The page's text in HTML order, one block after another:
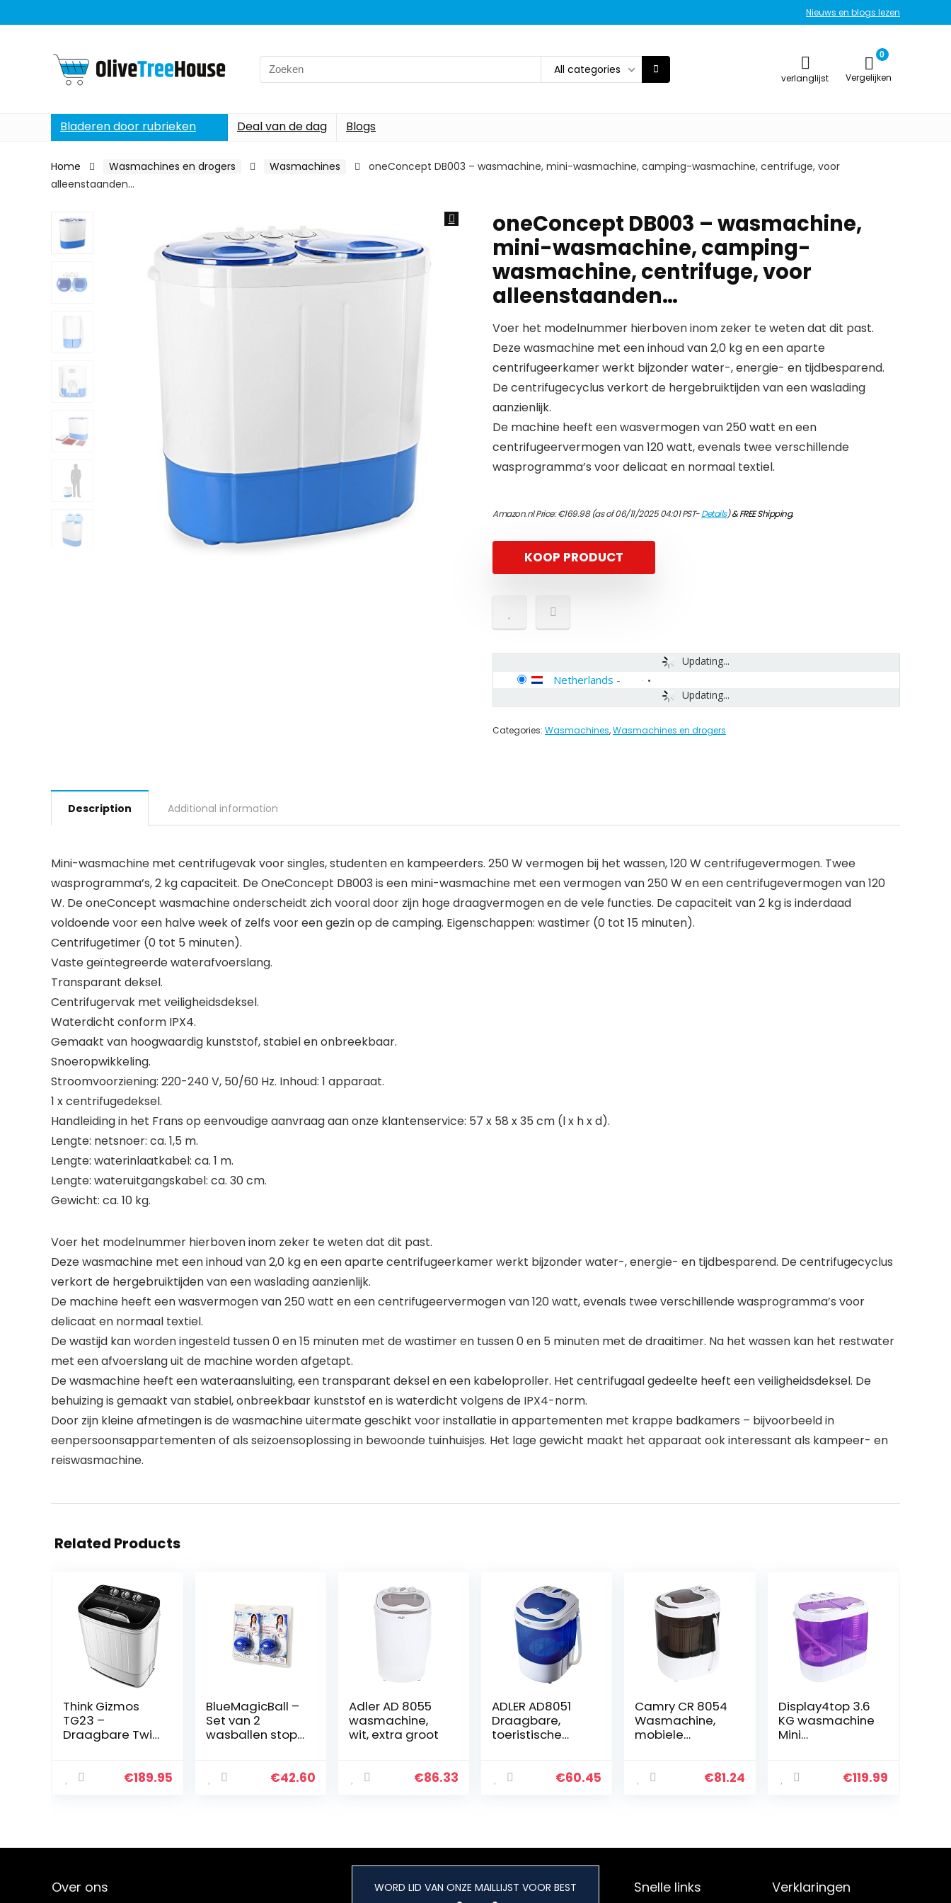
Nieuws en blogs lezen
Search
for:
All categories
verlanglijst
0
Vergelijken
Bladeren door rubrieken Deal van de dag Blogs
Home Wasmachines en drogers Wasmachines
oneConcept DB003 – wasmachine, mini-wasmachine, camping-wasmachine, centrifuge, voor
alleenstaanden…
oneConcept DB003 – wasmachine,
mini-wasmachine, camping-
wasmachine, centrifuge, voor
alleenstaanden…
Voer het modelnummer hierboven inom zeker te weten dat dit past.
Deze wasmachine met een inhoud van 2,0 kg en een aparte
centrifugeerkamer werkt bijzonder water-, energie- en tijdbesparend.
De centrifugecyclus verkort de hergebruiktijden van een waslading
aanzienlijk.
De machine heeft een wasvermogen van 250 watt en een
centrifugeervermogen van 120 watt, evenals twee verschillende
wasprogramma’s voor delicaat en normaal textiel.
Amazon.nl Price:€169.98(as of 06/11/2025 04:01 PST-Details)&FREE Shipping.
KOOP PRODUCT
Updating...
Updating...
Netherlands -
Categories: Wasmachines,Wasmachines en drogers
Description Additional information
Mini-wasmachine met centrifugevak voor singles, studenten en kampeerders. 250 W vermogen bij het wassen, 120 W centrifugevermogen. Twee
wasprogramma’s, 2 kg capaciteit. De OneConcept DB003 is een mini-wasmachine met een vermogen van 250 W en een centrifugevermogen van 120
W. De oneConcept wasmachine onderscheidt zich vooral door zijn hoge draagvermogen en de vele functies. De capaciteit van 2 kg is inderdaad
voldoende voor een halve week of zelfs voor een gezin op de camping. Eigenschappen: wastimer (0 tot 15 minuten).
Centrifugetimer (0 tot 5 minuten).
Vaste geïntegreerde waterafvoerslang.
Transparant deksel.
Centrifugervak met veiligheidsdeksel.
Waterdicht conform IPX4.
Gemaakt van hoogwaardig kunststof, stabiel en onbreekbaar.
Snoeropwikkeling.
Stroomvoorziening: 220-240 V, 50/60 Hz. Inhoud: 1 apparaat.
1 x centrifugedeksel.
Handleiding in het Frans op eenvoudige aanvraag aan onze klantenservice: 57 x 58 x 35 cm (l x h x d).
Lengte: netsnoer: ca. 1,5 m.
Lengte: waterinlaatkabel: ca. 1 m.
Lengte: wateruitgangskabel: ca. 30 cm.
Gewicht: ca. 10 kg.
Voer het modelnummer hierboven inom zeker te weten dat dit past.
Deze wasmachine met een inhoud van 2,0 kg en een aparte centrifugeerkamer werkt bijzonder water-, energie- en tijdbesparend. De centrifugecyclus
verkort de hergebruiktijden van een waslading aanzienlijk.
De machine heeft een wasvermogen van 250 watt en een centrifugeervermogen van 120 watt, evenals twee verschillende wasprogramma’s voor
delicaat en normaal textiel.
De wastijd kan worden ingesteld tussen 0 en 15 minuten met de wastimer en tussen 0 en 5 minuten met de draaitimer. Na het wassen kan het restwater
met een afvoerslang uit de machine worden afgetapt.
De wasmachine heeft een wateraansluiting, een transparant deksel en een kabeloproller. Het centrifugaal gedeelte heeft een veiligheidsdeksel. De
behuizing is gemaakt van stabiel, onbreekbaar kunststof en is waterdicht volgens de IPX4-norm.
Door zijn kleine afmetingen is de wasmachine uitermate geschikt voor installatie in appartementen met krappe badkamers – bijvoorbeeld in
eenpersoonsappartementen of als seizoensoplossing in bewoonde tuinhuisjes. Het lage gewicht maakt het apparaat ook interessant als kampeer- en
reiswasmachine.
Related Products
Think Gizmos
TG23 –
Draagbare Twin
Ideaal voor
€189.95
BlueMagicBall –
Set van 2
wasballen stopt
wasmachine en
€42.60
Adler AD 8055
wasmachine,
wit, extra groot
€86.33
ADLER AD8051
Draagbare,
toeristische
capaciteit van 3
€60.45
Camry CR 8054
Wasmachine,
mobiele
klein
€81.24
Display4top 3.6
KG wasmachine
Mini
€119.99
Over ons WORD LID VAN ONZE MAILLIJST VOOR BEST Snelle links Verklaringen